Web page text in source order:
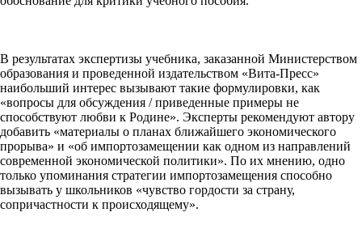
В результатах экспертизы учебника, заказанной Министерством
образования и проведенной издательством «Вита-Пресс»
наибольший интерес вызывают такие формулировки, как
«вопросы для обсуждения / приведенные примеры не
способствуют любви к Родине». Эксперты рекомендуют автору
добавить «материалы о планах ближайшего экономического
прорыва» и «об импортозамещении как одном из направлений
современной экономической политики». По их мнению, одно
только упоминания стратегии импортозамещения способно
вызывать у школьников «чувство гордости за страну,
сопричастности к происходящему».